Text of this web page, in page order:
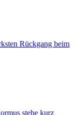
Rückgang beim
stehe kurz